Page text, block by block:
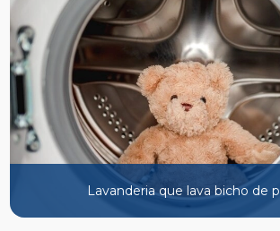
Lavanderia que lava bicho de